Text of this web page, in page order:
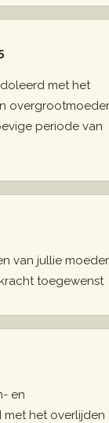
met het
periode van
van jullie
toegewenst
en
het overlijden